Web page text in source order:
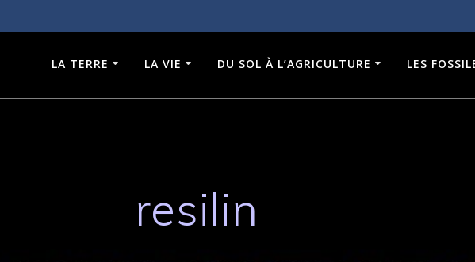
LA TERRE LA VIE DU SOL À L’AGRICULTURE LES
resilin